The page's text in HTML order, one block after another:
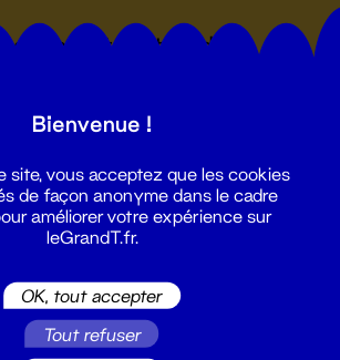
les actualités du
Bienvenue !
site, vous acceptez que les cookies
de façon anonyme dans le cadre
améliorer votre expérience sur
leGrandT.fr.
OK, tout accepter
Tout refuser